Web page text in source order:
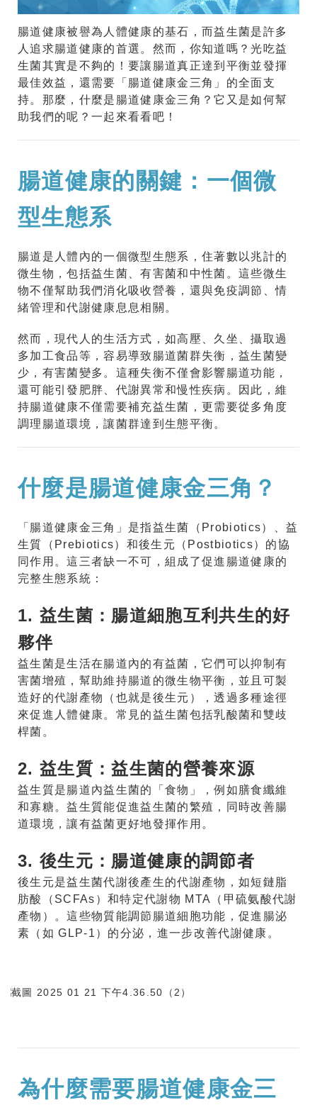
腸道健康被譽為人體健康的基石，而益生菌是許多
人追求腸道健康的首選。然而，你知道嗎？光吃益
生菌其實是不夠的！要讓腸道真正達到平衡並發揮
最佳效益，還需要「腸道健康金三角」的全面支
持。那麼，什麼是腸道健康金三角？它又是如何幫
助我們的呢？一起來看看吧！
腸道健康的關鍵：一個微
型生態系
腸道是人體內的一個微型生態系，住著數以兆計的
微生物，包括益生菌、有害菌和中性菌。這些微生
物不僅幫助我們消化吸收營養，還與免疫調節、情
緒管理和代謝健康息息相關。
然而，現代人的生活方式，如高壓、久坐、攝取過
多加工食品等，容易導致腸道菌群失衡，益生菌變
少，有害菌變多。這種失衡不僅會影響腸道功能，
還可能引發肥胖、代謝異常和慢性疾病。因此，維
持腸道健康不僅需要補充益生菌，更需要從多角度
調理腸道環境，讓菌群達到生態平衡。
什麼是腸道健康金三角？
「腸道健康金三角」是指益生菌（Probiotics）、益
生質（Prebiotics）和後生元（Postbiotics）的協
同作用。這三者缺一不可，組成了促進腸道健康的
完整生態系統：
1. 益生菌：腸道細胞互利共生的好
夥伴
益生菌是生活在腸道內的有益菌，它們可以抑制有
害菌增殖，幫助維持腸道的微生物平衡，並且可製
造好的代謝產物（也就是後生元），透過多種途徑
來促進人體健康。常見的益生菌包括乳酸菌和雙歧
桿菌。
2. 益生質：益生菌的營養來源
益生質是腸道內益生菌的「食物」，例如膳食纖維
和寡糖。益生質能促進益生菌的繁殖，同時改善腸
道環境，讓有益菌更好地發揮作用。
3. 後生元：腸道健康的調節者
後生元是益生菌代謝後產生的代謝產物，如短鏈脂
肪酸（SCFAs）和特定代謝物 MTA（甲硫氨酸代謝
產物）。這些物質能調節腸道細胞功能，促進腸泌
素（如 GLP-1）的分泌，進一步改善代謝健康。
為什麼需要腸道健康金三